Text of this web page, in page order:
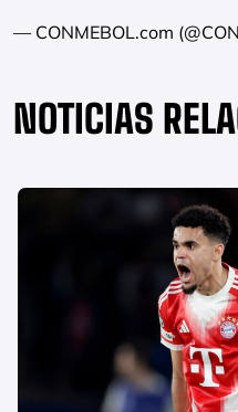
— CONMEBOL.com
NOTICIAS